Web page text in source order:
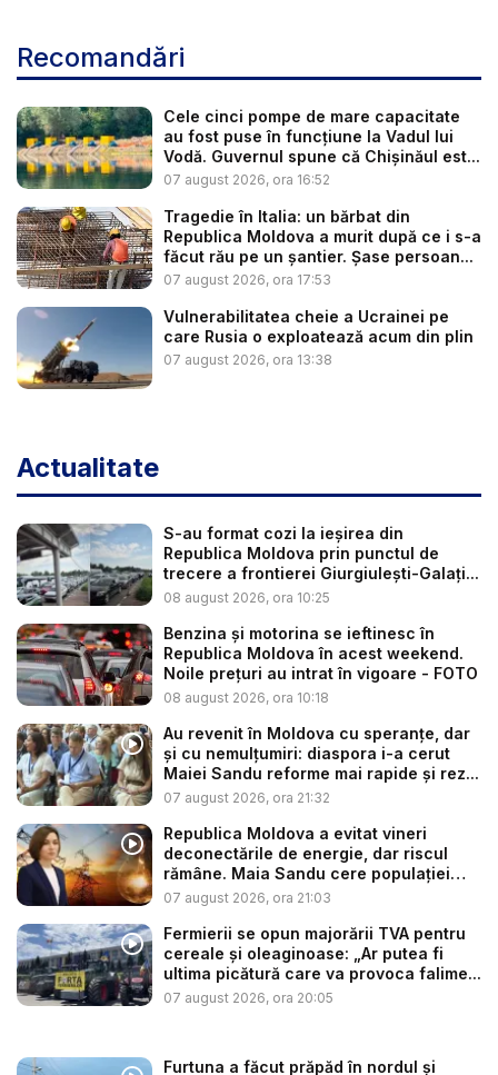
Recomandări
Cele cinci pompe de mare capacitate
au fost puse în funcțiune la Vadul lui
Vodă. Guvernul spune că Chișinăul est...
07 august 2026, ora 16:52
Tragedie în Italia: un bărbat din
Republica Moldova a murit după ce i s-a
făcut rău pe un șantier. Șase persoan...
07 august 2026, ora 17:53
Vulnerabilitatea cheie a Ucrainei pe
care Rusia o exploatează acum din plin
07 august 2026, ora 13:38
Actualitate
S-au format cozi la ieșirea din
Republica Moldova prin punctul de
trecere a frontierei Giurgiulești-Galați...
08 august 2026, ora 10:25
Benzina și motorina se ieftinesc în
Republica Moldova în acest weekend.
Noile prețuri au intrat în vigoare - FOTO
08 august 2026, ora 10:18
Au revenit în Moldova cu speranțe, dar
și cu nemulțumiri: diaspora i-a cerut
Maiei Sandu reforme mai rapide și rez...
07 august 2026, ora 21:32
Republica Moldova a evitat vineri
deconectările de energie, dar riscul
rămâne. Maia Sandu cere populației
să...
07 august 2026, ora 21:03
Fermierii se opun majorării TVA pentru
cereale și oleaginoase: „Ar putea fi
ultima picătură care va provoca falime...
07 august 2026, ora 20:05
Furtuna a făcut prăpăd în nordul și